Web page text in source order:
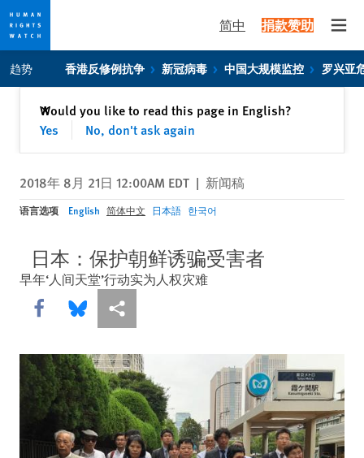
Skip
to
privacy
Skip
to
content
简中 捐款赞助
趋势 香港反修例抗争 新冠病毒 中国大规模监控 罗兴亚
Would you like to read this page in English?
Yes
No, don't ask again
✕关闭
2018年 8月 21日 12:00AM EDT | 新闻稿
语言选项 English 简体中文 日本語 한국어
日本：保护朝鲜诱骗受害者
早年‘人间天堂’行动实为人权灾难
Share this via Facebook
Share this via Bluesky
More sharing options